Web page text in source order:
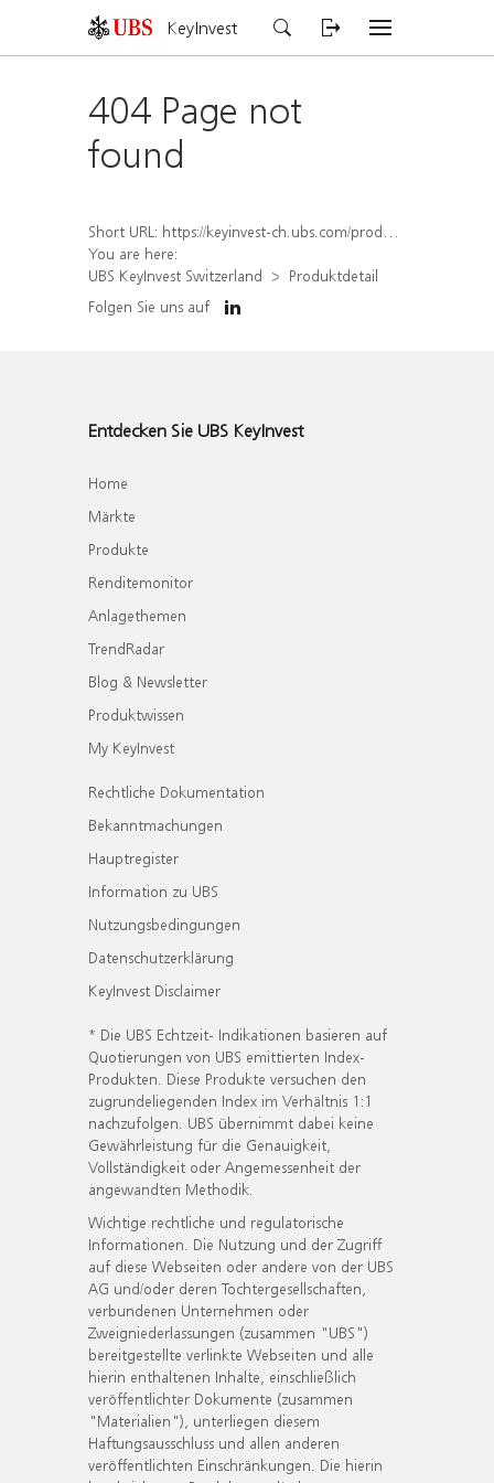
KeyInvest
404 Page not
found
Short URL: https://keyinvest-ch.ubs.com/produkt/detail/index/isin/CH1572305709
You are here:
UBS KeyInvest Switzerland
Produktdetail
Folgen Sie uns auf
Entdecken Sie UBS KeyInvest
Home
Märkte
Produkte
Renditemonitor
Anlagethemen
TrendRadar
Blog & Newsletter
Produktwissen
My KeyInvest
Rechtliche Dokumentation
Bekanntmachungen
Hauptregister
Information zu UBS
Nutzungsbedingungen
Datenschutzerklärung
KeyInvest Disclaimer
* Die UBS Echtzeit- Indikationen basieren auf
Quotierungen von UBS emittierten Index-
Produkten. Diese Produkte versuchen den
zugrundeliegenden Index im Verhältnis 1:1
nachzufolgen. UBS übernimmt dabei keine
Gewährleistung für die Genauigkeit,
Vollständigkeit oder Angemessenheit der
angewandten Methodik.
Wichtige rechtliche und regulatorische
Informationen. Die Nutzung und der Zugriff
auf diese Webseiten oder andere von der UBS
AG und/oder deren Tochtergesellschaften,
verbundenen Unternehmen oder
Zweigniederlassungen (zusammen "UBS")
bereitgestellte verlinkte Webseiten und alle
hierin enthaltenen Inhalte, einschließlich
veröffentlichter Dokumente (zusammen
"Materialien"), unterliegen diesem
Haftungsausschluss und allen anderen
veröffentlichten Einschränkungen. Die hierin